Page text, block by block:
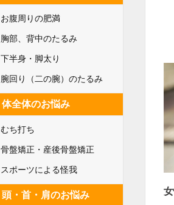
お腹周りの肥満
胸部、背中のたるみ
下半身・脚太り
腕回り（二の腕）のたるみ
体全体のお悩み
むち打ち
骨盤矯正・産後骨盤矯正
スポーツによる怪我
頭・首・肩のお悩み